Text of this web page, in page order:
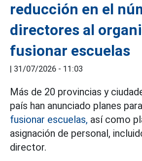
reducción en el
directores al
fusionar escuelas
| 31/07/2026 - 11:03
Más de 20 provincias y
país han anunciado planes
fusionar escuelas, así como
asignación de personal,
director.